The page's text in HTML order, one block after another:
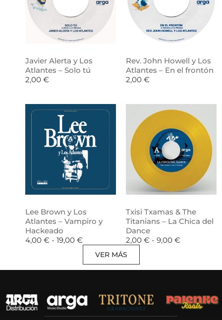
Javier Alerta y Los
Atlantes – Solo tú
2,00 €
Rev. John Howell y Los
Atlantes – En el frontón
2,00 €
Lee Brown y Los
Atlantes – Vampiro y
Hackeado
4,00 € - 19,00 €
Txisi Txamas & The
Titanians – La Chica del
Dance
2,00 € - 9,00 €
VER MÁS